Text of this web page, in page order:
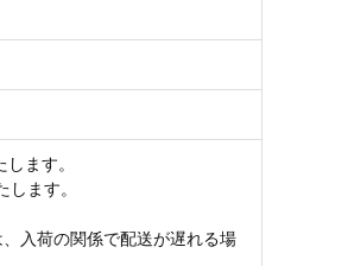
ます。
ます。
入荷の関係で配送が遅れる場